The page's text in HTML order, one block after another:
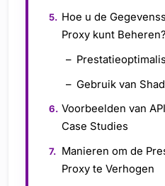
Hoe u de
Proxy kunt Beheren?
Gebruik van
Voorbeelden van
Case Studies
Manieren om de
Proxy te Verhogen